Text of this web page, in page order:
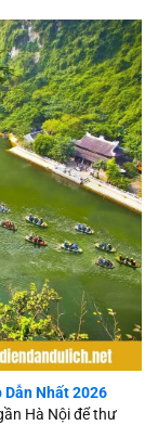
Nội 2026
Dẫn Nhất 2026
Hà Nội để thư